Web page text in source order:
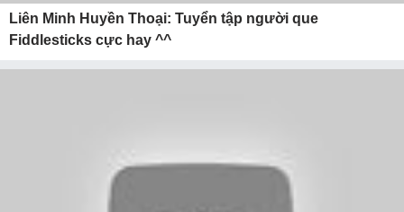
Liên Minh Huyền Thoại: Tuyển tập người que
Fiddlesticks cực hay ^^